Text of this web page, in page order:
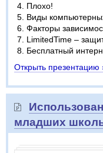
Плохо!
Виды
Факторы
LimitedTime –
Бесплатный
Открыть презентацию
младших